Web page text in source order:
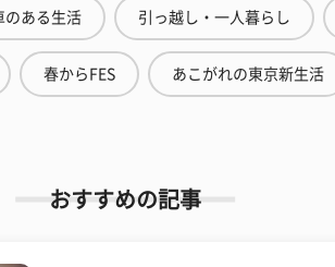
のある生活 引っ越し・一人暮らし
春からFES あこがれの東京新生活
おすすめの記事